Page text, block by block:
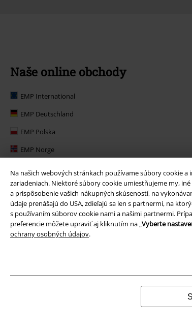
Na našich webových stránkach používame súbory cookie
zariadeniach. Niektoré súbory cookie umiestňujeme my,
a prispôsobenie vašich nákupných skúseností, na
údaje prenášajú do USA, zdieľajú sa len s partnermi, na
s používaním súborov cookie nami a našimi partnermi.
preferencie môžete upraviť aj kliknutím na „ Vyberte
ochrany osobných údajov.
Naše online obchody
EMP International
EMP Deutschland
EMP Polska
EMP Norge
EMP United Kingdom
EMP Danmark
EMP Österreich
Large Belgique